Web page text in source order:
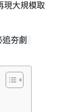
現大規模取
追夯劇